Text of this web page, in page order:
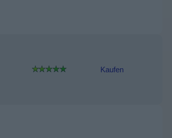
Kaufen